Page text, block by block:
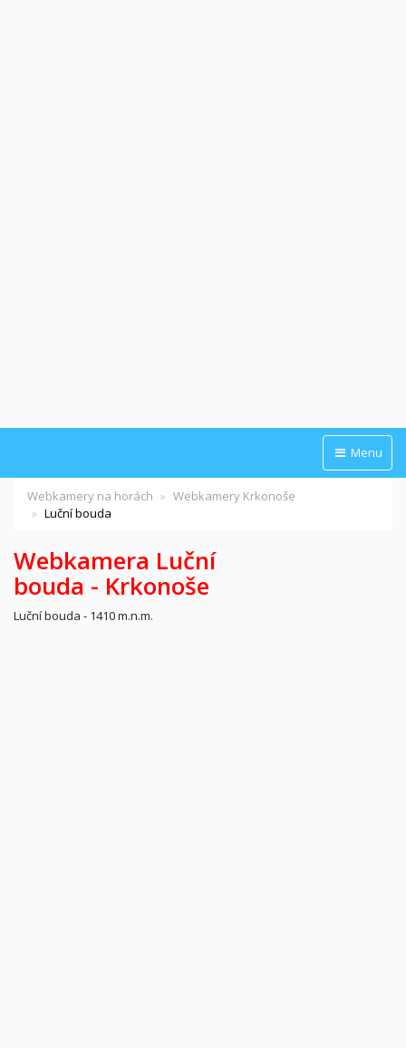
Menu
Webkamery na horách
Webkamery Krkonoše
Luční bouda
Webkamera Luční
bouda - Krkonoše
Luční bouda - 1410 m.n.m.